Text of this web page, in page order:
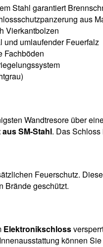
Stahl garantiert
aus
Vierkantbolzen
und umlaufender Feuerfalz
Fachböden
Wandtresore über
SM-Stahl. Das
Feuerschutz.
Brände geschützt.
Elektronikschloss
können